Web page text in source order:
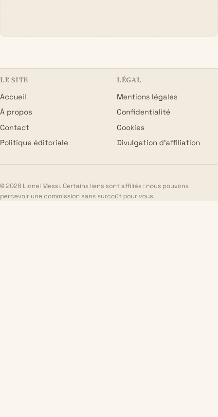
LE SITE
Accueil
À propos
Contact
Politique éditoriale
LÉGAL
Mentions légales
Confidentialité
Cookies
Divulgation d’affiliation
© 2026 Lionel Messi. Certains liens sont affiliés : nous pouvons
percevoir une commission sans surcoût pour vous.